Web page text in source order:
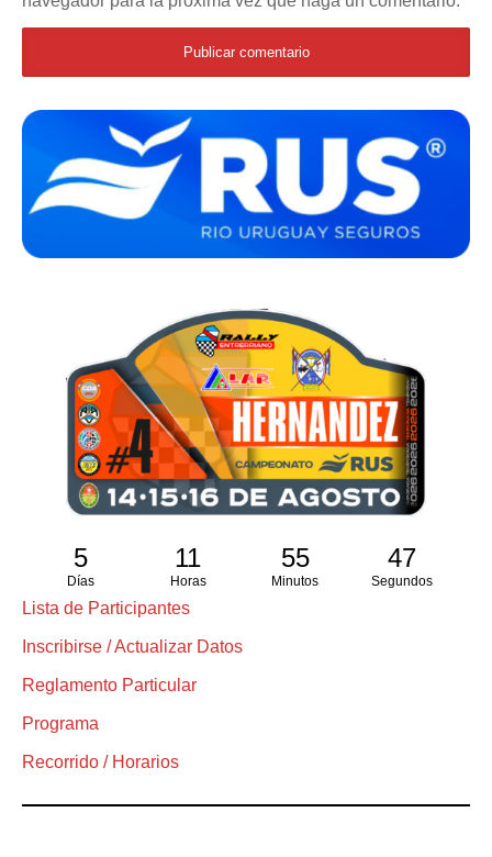
5
Días
11
Horas
55
Minutos
46
Segundos
Lista de Participantes
Inscribirse / Actualizar Datos
Reglamento Particular
Programa
Recorrido / Horarios